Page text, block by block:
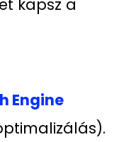
kapsz a
Engine